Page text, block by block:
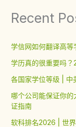
Recent
学信网如何翻译高
学历真的很重要吗
各国家学位等级 | 中
哪个公司能保证你
证指南
软科排名2026 | 世